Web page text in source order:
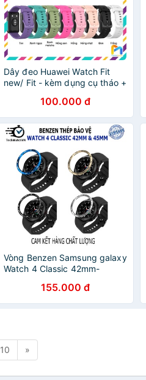
Dây đeo Huawei Watch Fit
new/ Fit - kèm dụng cụ tháo +
100.000 đ
Vòng Benzen Samsung galaxy
Watch 4 Classic 42mm-
155.000 đ
10 »